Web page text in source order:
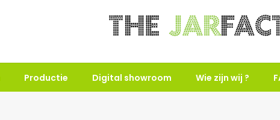
Productie Digital showroom Wie zijn wij ?